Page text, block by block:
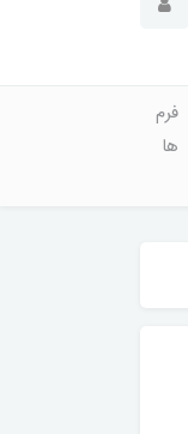
فرم
ها